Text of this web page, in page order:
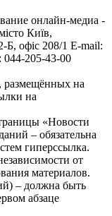
онлайн-медиа -
Київ,
офіс 208/1 E-mail:
044-205-43-00
размещённых на
на
«Новости
– обязательна
гиперссылка.
от
материалов.
– должна быть
абзаце